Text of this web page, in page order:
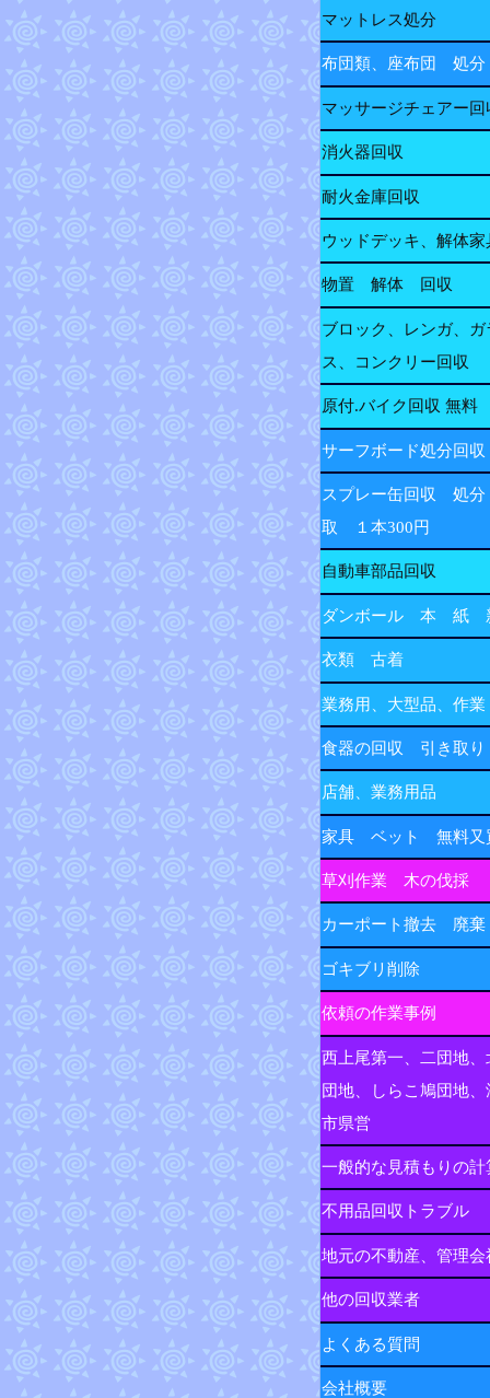
マットレス処分
布団類、座布団 処分
マッサージチェアー回
消火器回収
耐火金庫回収
ウッドデッキ、解体家
物置 解体 回収
ブロック、レンガ、ガ
ス、コンクリー回収
原付.バイク回収 無料
サーフボード処分回収
スプレー缶回収 処
取 １本300円
自動車部品回収
ダンボール 本 紙
衣類 古着
業務用、大型品、作業
食器の回収 引き取り
店舗、業務用品
家具 ベット 無料又
草刈作業 木の伐採
カーポート撤去 廃棄
ゴキブリ削除
依頼の作業事例
西上尾第一、二団地、
団地、しらこ鳩団地、
市県営
一般的な見積もりの計
不用品回収トラブル
地元の不動産、管理会
他の回収業者
よくある質問
会社概要